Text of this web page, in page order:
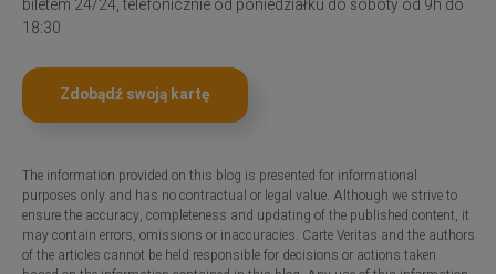
biletem 24/24, telefonicznie od poniedziałku do soboty od 9h do
18:30
Zdobądź swoją kartę
The information provided on this blog is presented for informational
purposes only and has no contractual or legal value. Although we strive to
ensure the accuracy, completeness and updating of the published content, it
may contain errors, omissions or inaccuracies. Carte Veritas and the authors
of the articles cannot be held responsible for decisions or actions taken